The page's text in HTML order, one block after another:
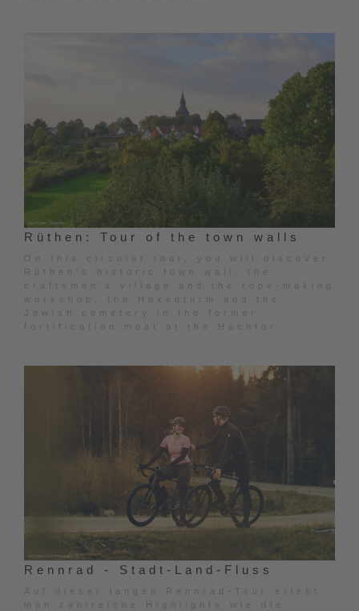
Rüthen: Tour of the town walls
On this circular tour, you will discover
Rüthen's historic town wall, the
craftsmen's village and the rope-making
workshop, the Hexenturm and the
Jewish cemetery in the former
fortification moat at the Hachtor.
Rennrad - Stadt-Land-Fluss
Auf dieser langen Rennrad-Tour erlebt
man zahlreiche Highlights wie die